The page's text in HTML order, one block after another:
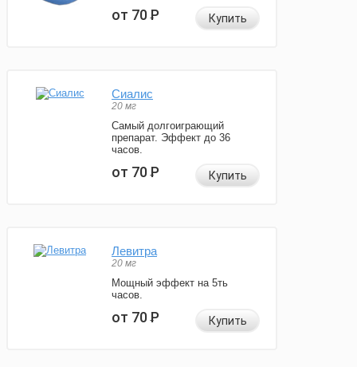
от 70Р Купить
Сиалис
20 мг
Самый долгоиграющий
препарат. Эффект до 36
часов.
от 70Р Купить
Левитра
20 мг
Мощный эффект на 5ть
часов.
от 70Р Купить